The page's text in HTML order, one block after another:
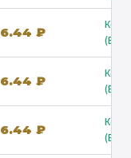
6.44 ₽
6.44 ₽
6.44 ₽